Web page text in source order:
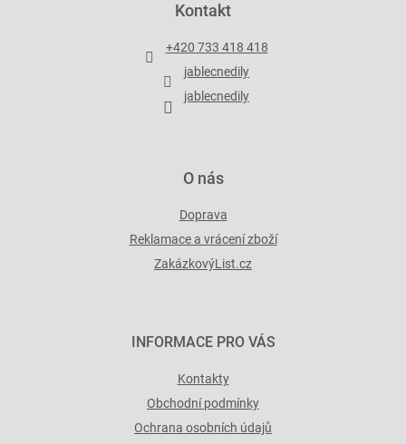
Kontakt
+420 733 418 418
jablecnedily
jablecnedily
O nás
Doprava
Reklamace a vrácení zboží
ZakázkovýList.cz
INFORMACE PRO VÁS
Kontakty
Obchodní podmínky
Ochrana osobních údajů